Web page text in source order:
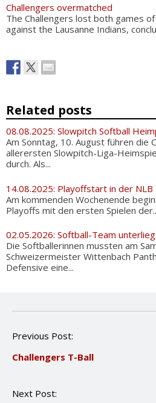
Challengers overmatched
The Challengers lost both games
against the Lausanne Indians,
Related posts
08.08.2025: Slowpitch Softball
Am Sonntag, 10. August führen die
allerersten Slowpitch-Liga-
durch. Als...
14.08.2025: Playoffstart in der NLB
Am kommenden Wochenende
Playoffs mit den ersten Spielen
02.05.2026: Softball-Team
Die Softballerinnen mussten am
Schweizermeister Wittenbach
Defensive eine...
P
s
a
Previous Post:
Challengers T-Ball
Next Post: